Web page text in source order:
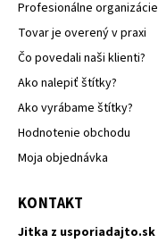
Profesionálne organizácie
Tovar je overený v praxi
Čo povedali naši klienti?
Ako nalepiť štítky?
Ako vyrábame štítky?
Hodnotenie obchodu
Moja objednávka
KONTAKT
Jitka z usporiadajto.sk